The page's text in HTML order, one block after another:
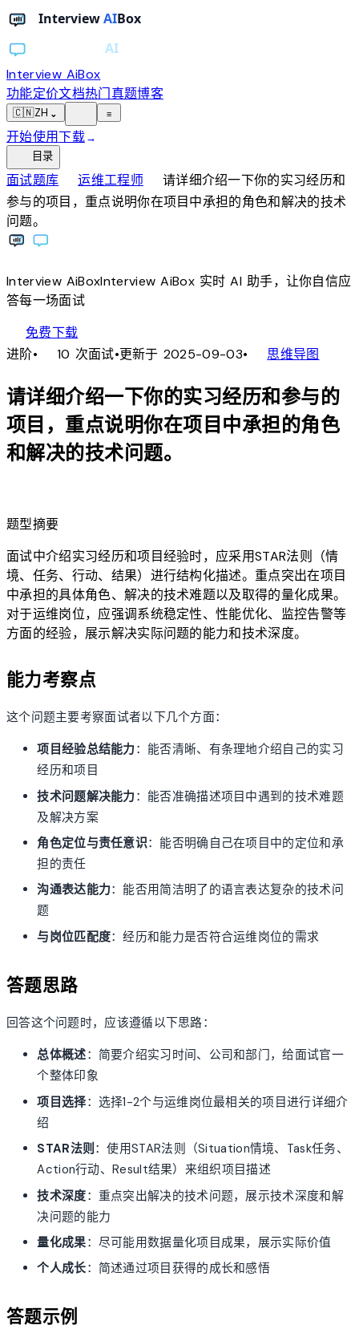
Interview AiBox
功能定价文档热门真题博客
🇨🇳ZH ⌄ ≡
开始使用下载→
目录
面试题库chevron_right运维工程师chevron_right
请详细介绍一下你的实习经历和
参与的项目，重点说明你在项目中承担的角色和解决的技术
问题。
Interview AiBoxInterviewAiBox实时 AI 助手，让你自信应
答每一场面试
免费下载
进阶• 10 次面试•更新于 2025-09-03• account_tree思维导图
请详细介绍一下你的实习经历和参与的
项目，重点说明你在项目中承担的角色
和解决的技术问题。
题型摘要
面试中介绍实习经历和项目经验时，应采用STAR法则（情
境、任务、行动、结果）进行结构化描述。重点突出在项目
中承担的具体角色、解决的技术难题以及取得的量化成果。
对于运维岗位，应强调系统稳定性、性能优化、监控告警等
方面的经验，展示解决实际问题的能力和技术深度。
能力考察点
这个问题主要考察面试者以下几个方面：
项目经验总结能力 ：能否清晰、有条理地介绍自己的实习
经历和项目
技术问题解决能力 ：能否准确描述项目中遇到的技术难题
及解决方案
角色定位与责任意识：能否明确自己在项目中的定位和承
担的责任
沟通表达能力：能否用简洁明了的语言表达复杂的技术问
题
与岗位匹配度：经历和能力是否符合运维岗位的需求
答题思路
回答这个问题时，应该遵循以下思路：
总体概述：简要介绍实习时间、公司和部门，给面试官一
个整体印象
项目选择：选择1-2个与运维岗位最相关的项目进行详细介
绍
STAR法则 ：使用STAR法则（Situation情境、Task任务、
Action行动、Result结果）来组织项目描述
技术深度：重点突出解决的技术问题，展示技术深度和解
决问题的能力
量化成果：尽可能用数据量化项目成果，展示实际价值
个人成长：简述通过项目获得的成长和感悟
答题示例